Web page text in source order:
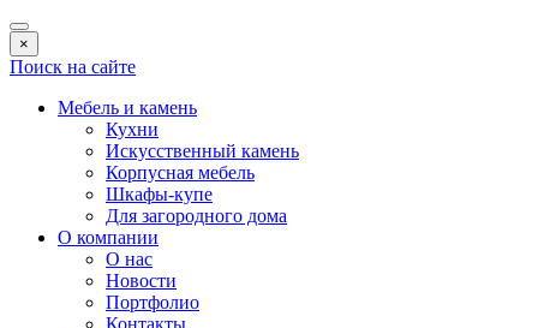
×
Поиск на сайте
Мебель и камень
Кухни
Искусственный камень
Корпусная мебель
Шкафы-купе
Для загородного дома
О компании
О нас
Новости
Портфолио
Контакты